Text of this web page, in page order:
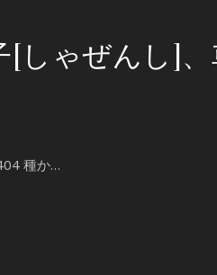
しゃぜんし]
種か…